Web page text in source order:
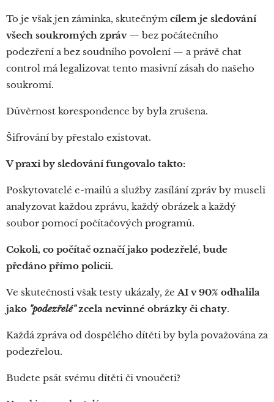
To je však jen záminka, skutečným cílem je sledování
všech soukromých zpráv — bez počátečního
podezření a bez soudního povolení — a právě chat
control má legalizovat tento masivní zásah do našeho
soukromí.
Důvěrnost korespondence by byla zrušena.
Šifrování by přestalo existovat.
V praxi by sledování fungovalo takto:
Poskytovatelé e-mailů a služby zasílání zpráv by museli
analyzovat každou zprávu, každý obrázek a každý
soubor pomocí počítačových programů.
Cokoli, co počítač označí jako podezřelé, bude
předáno přímo policii.
Ve skutečnosti však testy ukázaly, žeAI v 90% odhalila
jako "podezřelé"zcela nevinné obrázky či chaty.
Každá zpráva od dospělého dítěti by byla považována za
podezřelou.
Budete psát svému dítěti či vnoučeti?